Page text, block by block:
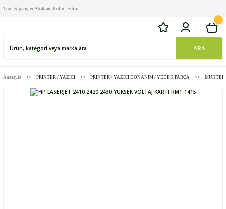
Tüm Siparişler Stoktan Teslim Edilir
ARA
Anasayfa PRINTER / YAZICI PRINTER / YAZICI DONANIM / YEDEK PARÇA